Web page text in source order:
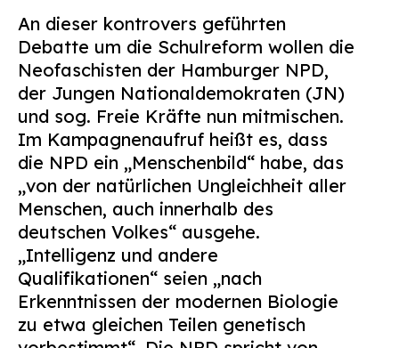
An dieser kontrovers geführten
Debatte um die Schulreform wollen die
Neofaschisten der Hamburger NPD,
der Jungen Nationaldemokraten (JN)
und sog. Freie Kräfte nun mitmischen.
Im Kampagnenaufruf heißt es, dass
die NPD ein „Menschenbild“ habe, das
„von der natürlichen Ungleichheit aller
Menschen, auch innerhalb des
deutschen Volkes“ ausgehe.
„Intelligenz und andere
Qualifikationen“ seien „nach
Erkenntnissen der modernen Biologie
zu etwa gleichen Teilen genetisch